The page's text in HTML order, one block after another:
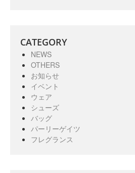
CATEGORY
NEWS
OTHERS
お知らせ
イベント
ウェア
シューズ
バッグ
パーリーゲイツ
フレグランス